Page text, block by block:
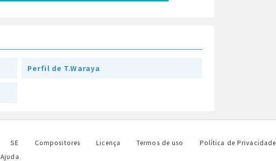
Perfil de T.Waraya
SE Compositores Licença Termos de uso Política de Privacidade
Ajuda